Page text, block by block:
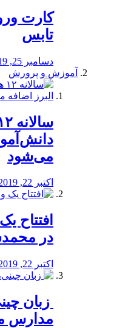
کارت
تابس
دسامبر 25, 2019
آموزش و پرورش
می‌شود
اکتبر 22, 2019
افتتاح
در
اکتبر 22, 2019
زبان
مدارس